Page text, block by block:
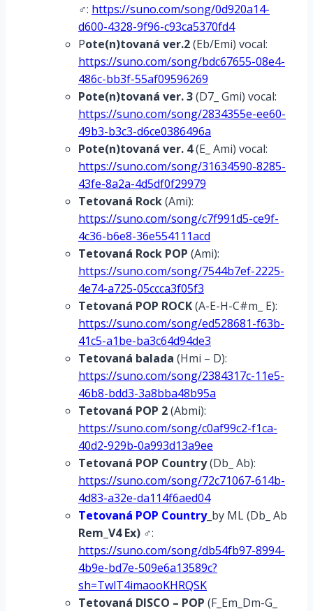
♂: https://suno.com/song/0d920a14-
d600-4328-9f96-c93ca5370fd4
Pote(n)tovaná ver.2(Eb/Emi) vocal:
https://suno.com/song/bdc67655-08e4-
486c-bb3f-55af09596269
Pote(n)tovaná ver. 3(D7_ Gmi) vocal:
https://suno.com/song/2834355e-ee60-
49b3-b3c3-d6ce0386496a
Pote(n)tovaná ver. 4(E_ Ami) vocal:
https://suno.com/song/31634590-8285-
43fe-8a2a-4d5df0f29979
Tetovaná Rock(Ami):
https://suno.com/song/c7f991d5-ce9f-
4c36-b6e8-36e554111acd
Tetovaná Rock POP (Ami):
https://suno.com/song/7544b7ef-2225-
4e74-a725-05ccca3f05f3
Tetovaná POP ROCK(A-E-H-C#m_ E):
https://suno.com/song/ed528681-f63b-
41c5-a1be-ba3c64d94de3
Tetovaná balada (Hmi – D):
https://suno.com/song/2384317c-11e5-
46b8-bdd3-3a8bba48b95a
Tetovaná POP 2(Abmi):
https://suno.com/song/c0af99c2-f1ca-
40d2-929b-0a993d13a9ee
Tetovaná POP Country(Db_ Ab):
https://suno.com/song/72c71067-614b-
4d83-a32e-da114f6aed04
Tetovaná POP Country_by ML (Db_ Ab
Rem_V4 Ex) ♂:
https://suno.com/song/db54fb97-8994-
4b9e-bd7e-509e6a13589c?
sh=TwlT4imaooKHRQSK
Tetovaná DISCO – POP (F_Em_Dm-G_